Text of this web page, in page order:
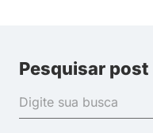
Pesquisar post